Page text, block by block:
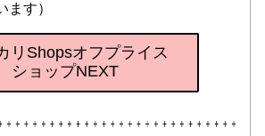
ます）
リShopsオフプライス
ショップNEXT